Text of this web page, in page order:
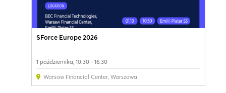
SForce Europe 2026
1 października, 10:30 - 16:30
Warsaw Financial Center, Warszawa